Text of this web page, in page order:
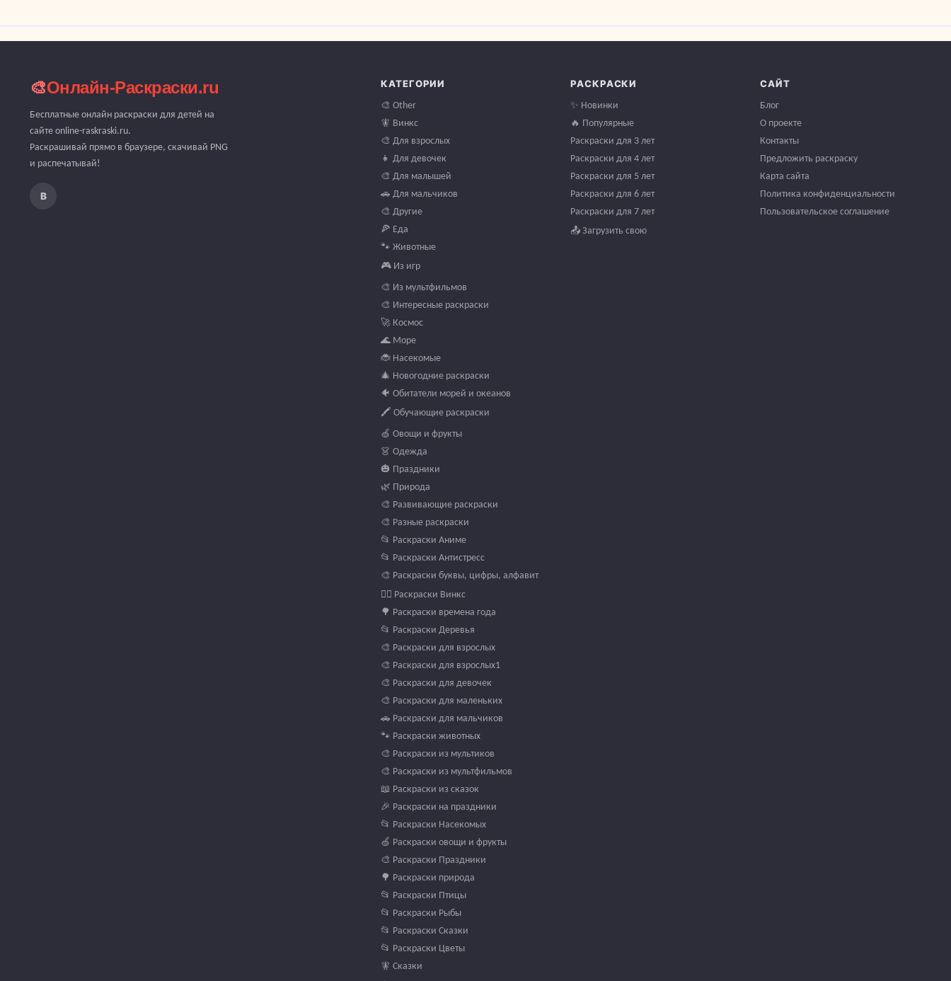
🎨Онлайн-Раскраски.ru
Бесплатные онлайн раскраски для детей на
сайте online-raskraski.ru.
Раскрашивай прямо в браузере, скачивай PNG
и распечатывай!
В
КАТЕГОРИИ
🎨 Other
🧚 Винкс
🎨 Для взрослых
👧 Для девочек
🎨 Для малышей
🚗 Для мальчиков
🎨 Другие
🍕 Еда
🐾 Животные
🎮 Из игр
🎨 Из мультфильмов
🎨 Интересные раскраски
🚀 Космос
🌊 Море
🐞 Насекомые
🎄 Новогодние раскраски
🐠 Обитатели морей и океанов
🖍️ Обучающие раскраски
🍏 Овощи и фрукты
👗 Одежда
🎃 Праздники
🌿 Природа
🎨 Развивающие раскраски
🎨 Разные раскраски
📂 Раскраски Аниме
📂 Раскраски Антистресс
🎨 Раскраски буквы, цифры, алфавит
🧚‍♀️ Раскраски Винкс
🌳 Раскраски времена года
📂 Раскраски Деревья
🎨 Раскраски для взрослых
🎨 Раскраски для взрослых1
🎨 Раскраски для девочек
🎨 Раскраски для маленьких
🚗 Раскраски для мальчиков
🐾 Раскраски животных
🎨 Раскраски из мультиков
🎨 Раскраски из мультфильмов
📖 Раскраски из сказок
🎉 Раскраски на праздники
📂 Раскраски Насекомых
🍏 Раскраски овощи и фрукты
🎨 Раскраски Праздники
🌳 Раскраски природа
📂 Раскраски Птицы
📂 Раскраски Рыбы
📂 Раскраски Сказки
📂 Раскраски Цветы
🧚 Сказки
РАСКРАСКИ
✨ Новинки
🔥 Популярные
Раскраски для 3 лет
Раскраски для 4 лет
Раскраски для 5 лет
Раскраски для 6 лет
Раскраски для 7 лет
📤 Загрузить свою
САЙТ
Блог
О проекте
Контакты
Предложить раскраску
Карта сайта
Политика конфиденциальности
Пользовательское соглашение